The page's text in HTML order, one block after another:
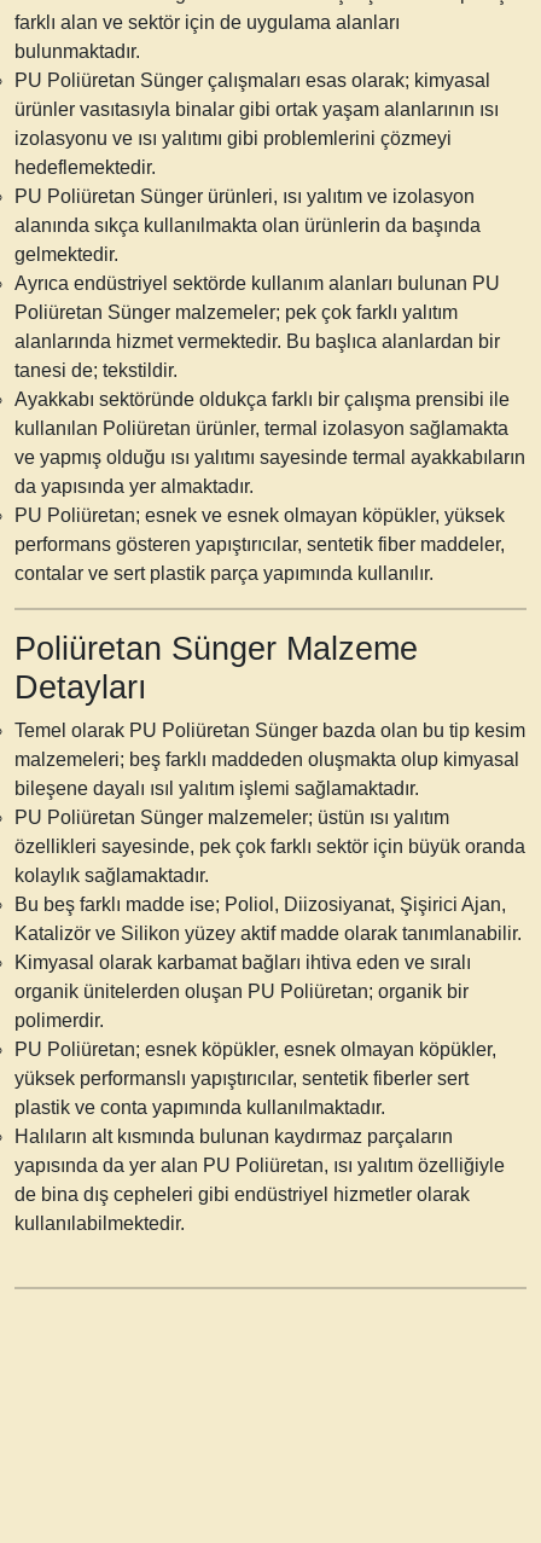
farklı alan ve sektör için de uygulama alanları
bulunmaktadır.
PU Poliüretan Sünger çalışmaları esas olarak; kimyasal
ürünler vasıtasıyla binalar gibi ortak yaşam alanlarının ısı
izolasyonu ve ısı yalıtımı gibi problemlerini çözmeyi
hedeflemektedir.
PU Poliüretan Sünger ürünleri, ısı yalıtım ve izolasyon
alanında sıkça kullanılmakta olan ürünlerin da başında
gelmektedir.
Ayrıca endüstriyel sektörde kullanım alanları bulunan PU
Poliüretan Sünger malzemeler; pek çok farklı yalıtım
alanlarında hizmet vermektedir. Bu başlıca alanlardan bir
tanesi de; tekstildir.
Ayakkabı sektöründe oldukça farklı bir çalışma prensibi ile
kullanılan Poliüretan ürünler, termal izolasyon sağlamakta
ve yapmış olduğu ısı yalıtımı sayesinde termal ayakkabıların
da yapısında yer almaktadır.
PU Poliüretan; esnek ve esnek olmayan köpükler, yüksek
performans gösteren yapıştırıcılar, sentetik fiber maddeler,
contalar ve sert plastik parça yapımında kullanılır.
Poliüretan Sünger Malzeme
Detayları
Temel olarak PU Poliüretan Sünger bazda olan bu tip kesim
malzemeleri; beş farklı maddeden oluşmakta olup kimyasal
bileşene dayalı ısıl yalıtım işlemi sağlamaktadır.
PU Poliüretan Sünger malzemeler; üstün ısı yalıtım
özellikleri sayesinde, pek çok farklı sektör için büyük oranda
kolaylık sağlamaktadır.
Bu beş farklı madde ise; Poliol, Diizosiyanat, Şişirici Ajan,
Katalizör ve Silikon yüzey aktif madde olarak tanımlanabilir.
Kimyasal olarak karbamat bağları ihtiva eden ve sıralı
organik ünitelerden oluşan PU Poliüretan; organik bir
polimerdir.
PU Poliüretan; esnek köpükler, esnek olmayan köpükler,
yüksek performanslı yapıştırıcılar, sentetik fiberler sert
plastik ve conta yapımında kullanılmaktadır.
Halıların alt kısmında bulunan kaydırmaz parçaların
yapısında da yer alan PU Poliüretan, ısı yalıtım özelliğiyle
de bina dış cepheleri gibi endüstriyel hizmetler olarak
kullanılabilmektedir.